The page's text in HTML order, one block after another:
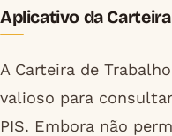
Aplicativo da
A Carteira de
valioso para
PIS. Embora não